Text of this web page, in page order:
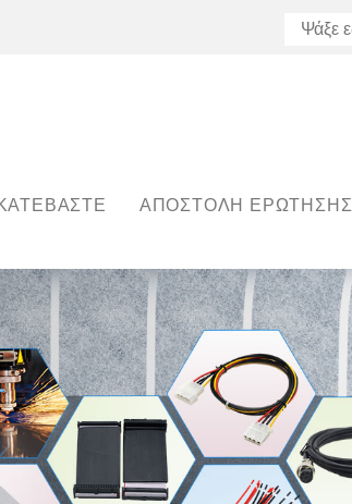
ΑΠΟΣΤΟΛΉ ΕΡΏΤΗΣΗΣ